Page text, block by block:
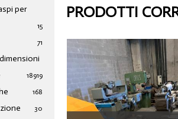
per
15
71
19
189
168
30
PRODOTTI